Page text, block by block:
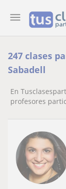
247 clases
Sabadell
En
profesores